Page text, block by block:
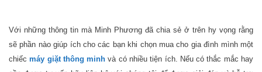
Với những thông tin mà Minh Phương đã chia sẻ ở trên hy vọng rằng
sẽ phần nào giúp ích cho các bạn khi chọn mua cho gia đình mình một
chiếcmáy giặt thông minh và có nhiều tiện ích. Nếu có thắc mắc hay